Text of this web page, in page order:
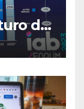
del